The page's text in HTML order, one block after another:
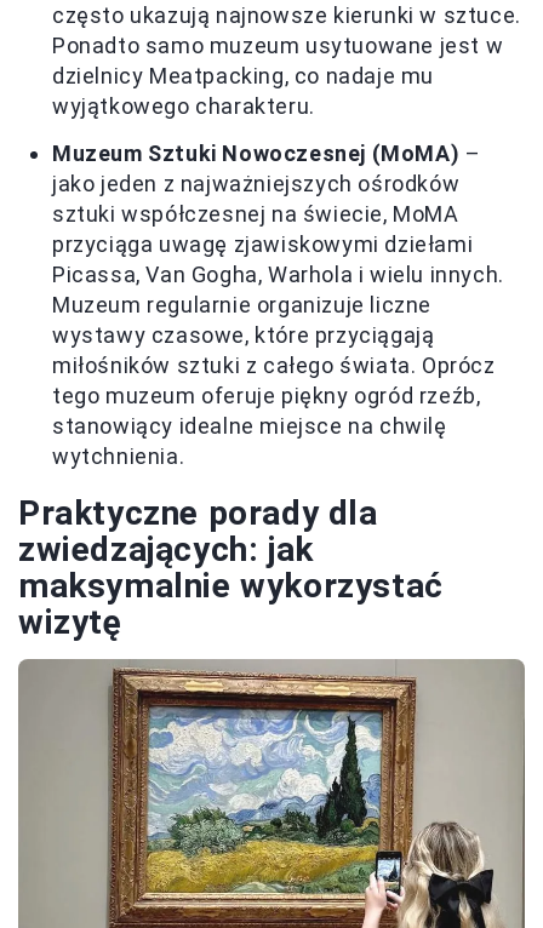
często ukazują najnowsze kierunki w sztuce.
Ponadto samo muzeum usytuowane jest w
dzielnicy Meatpacking, co nadaje mu
wyjątkowego charakteru.
Muzeum Sztuki Nowoczesnej (MoMA) –
jako jeden z najważniejszych ośrodków
sztuki współczesnej na świecie, MoMA
przyciąga uwagę zjawiskowymi dziełami
Picassa, Van Gogha, Warhola i wielu innych.
Muzeum regularnie organizuje liczne
wystawy czasowe, które przyciągają
miłośników sztuki z całego świata. Oprócz
tego muzeum oferuje piękny ogród rzeźb,
stanowiący idealne miejsce na chwilę
wytchnienia.
Praktyczne porady dla
zwiedzających: jak
maksymalnie wykorzystać
wizytę